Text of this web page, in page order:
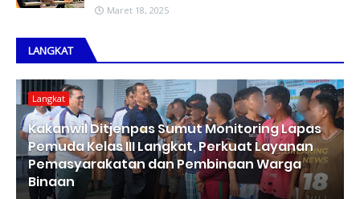
Maret 18, 2025
LANGKAT
Langkat
Kakanwil Ditjenpas Sumut Monitoring Lapas
Pemuda Kelas III Langkat, Perkuat Layanan
Pemasyarakatan dan Pembinaan Warga
Binaan